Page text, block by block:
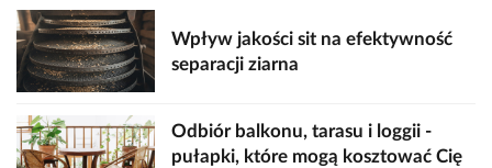
Wpływ jakości sit na efektywność
separacji ziarna
Odbiór balkonu, tarasu i loggii -
pułapki, które mogą kosztować Cię